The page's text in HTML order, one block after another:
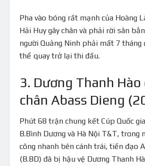
Pha vào bóng rất mạnh của Hoàng
Hải Huy gãy chân và phải rời sân
người Quảng Ninh phải mất 7
thể quay trở lại thi đấu.
3. Dương Thanh Hào
chân Abass Dieng
Phút 68 trận chung kết Cúp Quốc
B.Bình Dương và Hà Nội T&T, trong
công nhanh bên cánh trái, tiền đạo
(B.BD) đã bị hậu vệ Dương Thanh